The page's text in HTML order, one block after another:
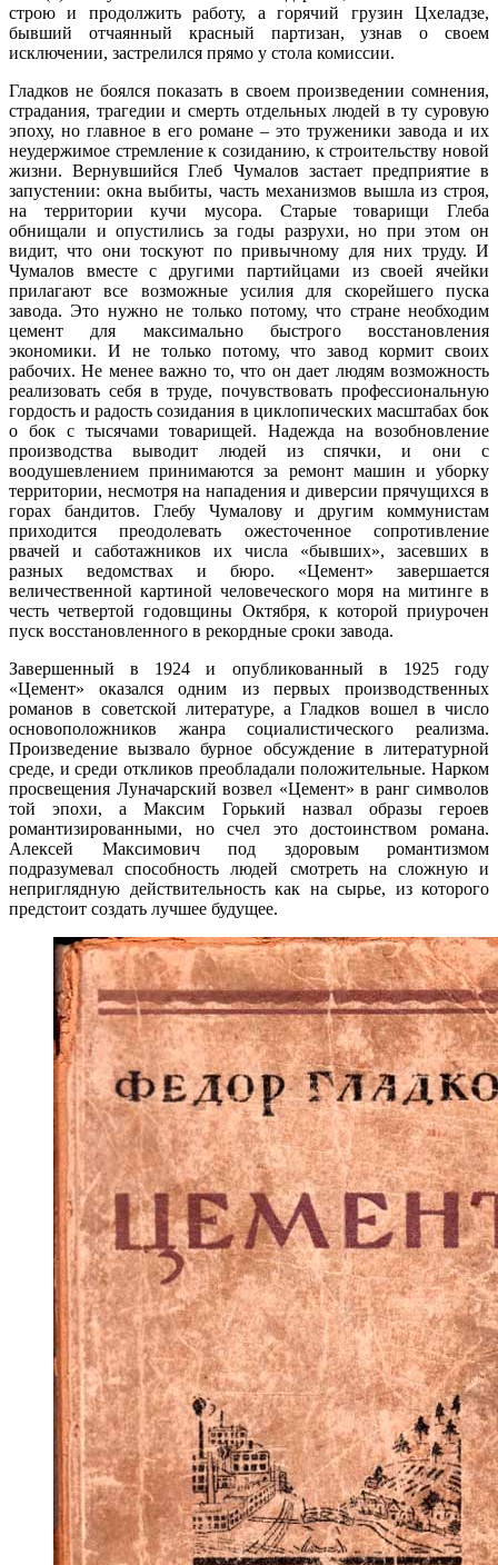
строю и продолжить работу, а горячий грузин Цхеладзе,
бывший отчаянный красный партизан, узнав о своем
исключении, застрелился прямо у стола комиссии.
Гладков не боялся показать в своем произведении сомнения,
страдания, трагедии и смерть отдельных людей в ту суровую
эпоху, но главное в его романе – это труженики завода и их
неудержимое стремление к созиданию, к строительству новой
жизни. Вернувшийся Глеб Чумалов застает предприятие в
запустении: окна выбиты, часть механизмов вышла из строя,
на территории кучи мусора. Старые товарищи Глеба
обнищали и опустились за годы разрухи, но при этом он
видит, что они тоскуют по привычному для них труду. И
Чумалов вместе с другими партийцами из своей ячейки
прилагают все возможные усилия для скорейшего пуска
завода. Это нужно не только потому, что стране необходим
цемент для максимально быстрого восстановления
экономики. И не только потому, что завод кормит своих
рабочих. Не менее важно то, что он дает людям возможность
реализовать себя в труде, почувствовать профессиональную
гордость и радость созидания в циклопических масштабах бок
о бок с тысячами товарищей. Надежда на возобновление
производства выводит людей из спячки, и они с
воодушевлением принимаются за ремонт машин и уборку
территории, несмотря на нападения и диверсии прячущихся в
горах бандитов. Глебу Чумалову и другим коммунистам
приходится преодолевать ожесточенное сопротивление
рвачей и саботажников их числа «бывших», засевших в
разных ведомствах и бюро. «Цемент» завершается
величественной картиной человеческого моря на митинге в
честь четвертой годовщины Октября, к которой приурочен
пуск восстановленного в рекордные сроки завода.
Завершенный в 1924 и опубликованный в 1925 году
«Цемент» оказался одним из первых производственных
романов в советской литературе, а Гладков вошел в число
основоположников жанра социалистического реализма.
Произведение вызвало бурное обсуждение в литературной
среде, и среди откликов преобладали положительные. Нарком
просвещения Луначарский возвел «Цемент» в ранг символов
той эпохи, а Максим Горький назвал образы героев
романтизированными, но счел это достоинством романа.
Алексей Максимович под здоровым романтизмом
подразумевал способность людей смотреть на сложную и
неприглядную действительность как на сырье, из которого
предстоит создать лучшее будущее.